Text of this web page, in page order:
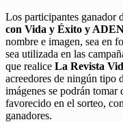
Los participantes ganador
con Vida y Éxito y
nombre e imagen, sea en
sea utilizada en las
que realice La Revista
acreedores de ningún tipo
imágenes se podrán tomar
favorecido en el sorteo,
ganadores.